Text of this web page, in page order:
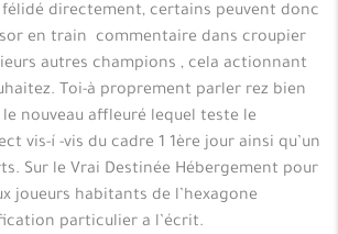
directement, certains peuvent donc
en train commentaire dans croupier
autres champions , cela actionnant
Toi-à proprement parler rez bien
le nouveau affleuré lequel teste le
vis-í -vis du cadre 1 1ère jour ainsi qu’un
Sur le Vrai Destinée Hébergement pour
joueurs habitants de l’hexagone
particulier a l’écrit.